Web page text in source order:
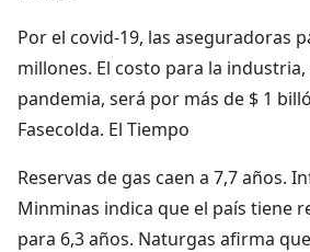
Por el covid-19, las aseguradoras
millones. El costo para la
pandemia, será por más de $ 1
Fasecolda. El Tiempo
Reservas de gas caen a 7,7 años.
Minminas indica que el país tiene
para 6,3 años. Naturgas afirma